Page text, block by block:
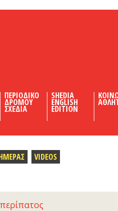
ΠΕΡΙΟΔΙΚΟ
ΔΡΟΜΟΥ
ΣΧΕΔΙΑ
SHEDIA
ENGLISH
EDITION
VIDEOS